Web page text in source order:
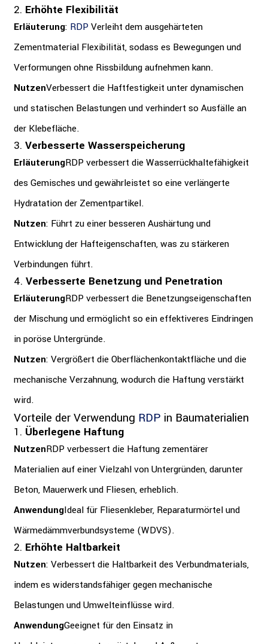
2. Erhöhte Flexibilität
Erläuterung: RDPVerleiht dem ausgehärteten
Zementmaterial Flexibilität, sodass es Bewegungen und
Verformungen ohne Rissbildung aufnehmen kann.
NutzenVerbessert die Haftfestigkeit unter dynamischen
und statischen Belastungen und verhindert so Ausfälle an
der Klebefläche.
3. Verbesserte Wasserspeicherung
ErläuterungRDP verbessert die Wasserrückhaltefähigkeit
des Gemisches und gewährleistet so eine verlängerte
Hydratation der Zementpartikel.
Nutzen: Führt zu einer besseren Aushärtung und
Entwicklung der Hafteigenschaften, was zu stärkeren
Verbindungen führt.
4. Verbesserte Benetzung und Penetration
ErläuterungRDP verbessert die Benetzungseigenschaften
der Mischung und ermöglicht so ein effektiveres Eindringen
in poröse Untergründe.
Nutzen: Vergrößert die Oberflächenkontaktfläche und die
mechanische Verzahnung, wodurch die Haftung verstärkt
wird.
Vorteile der Verwendung RDP in Baumaterialien
1. Überlegene Haftung
NutzenRDP verbessert die Haftung zementärer
Materialien auf einer Vielzahl von Untergründen, darunter
Beton, Mauerwerk und Fliesen, erheblich.
AnwendungIdeal für Fliesenkleber, Reparaturmörtel und
Wärmedämmverbundsysteme (WDVS).
2. Erhöhte Haltbarkeit
Nutzen: Verbessert die Haltbarkeit des Verbundmaterials,
indem es widerstandsfähiger gegen mechanische
Belastungen und Umwelteinflüsse wird.
AnwendungGeeignet für den Einsatz in